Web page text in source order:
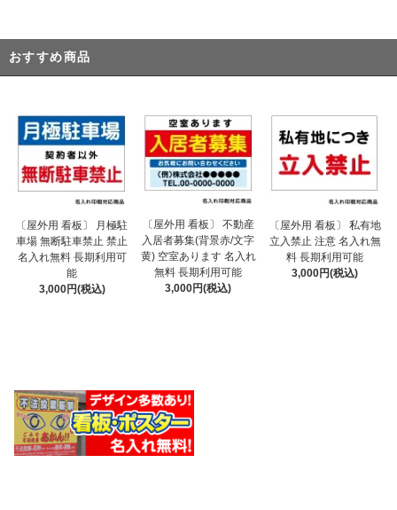
おすすめ商品
〔屋外用 看板〕 月極駐
車場 無断駐車禁止 禁止
名入れ無料 長期利用可
能
3,000円(税込)
〔屋外用 看板〕 不動産
入居者募集(背景赤/文字
黄) 空室あります 名入れ
無料 長期利用可能
3,000円(税込)
〔屋外用 看板〕 私有地
立入禁止 注意 名入れ無
料 長期利用可能
3,000円(税込)